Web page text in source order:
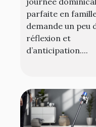
parfaite en
demande un peu
réflexion et
d’anticipation....